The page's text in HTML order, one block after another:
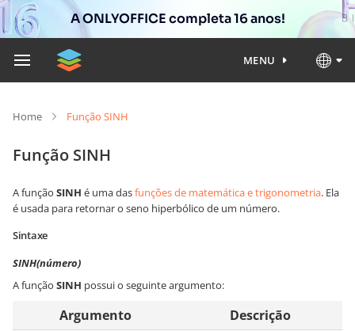
A ONLYOFFICE completa 16 anos!
MENU
Home Função SINH
Função SINH
A função SINH é uma dasfunções de matemática e trigonometria. Ela
é usada para retornar o seno hiperbólico de um número.
Sintaxe
SINH(número)
A função SINH possui o seguinte argumento:
Argumento Descrição